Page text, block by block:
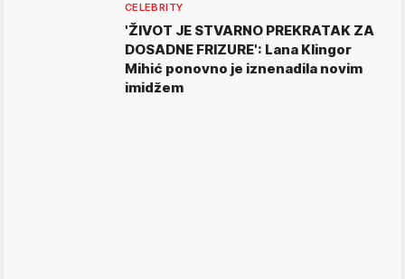
CELEBRITY
'ŽIVOT JE STVARNO PREKRATAK ZA
DOSADNE FRIZURE': Lana Klingor
Mihić ponovno je iznenadila novim
imidžem